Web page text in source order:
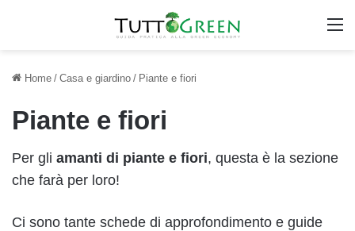
Home / Casa e giardino / Piante e fiori
Piante e fiori
Per gli amanti di piante e fiori, questa è la sezione
che farà per loro!
Ci sono tante schede di approfondimento e guide